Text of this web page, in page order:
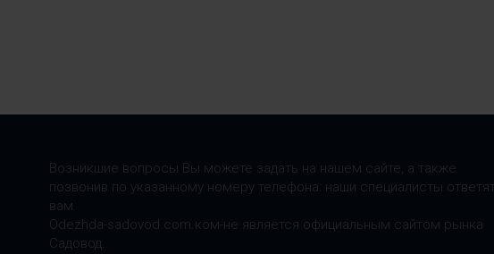
Возникшие вопросы Вы можете задать на нашем сайте, а также
позвонив по указанному номеру телефона: наши специалисты ответят
вам.
Odezhda-sadovod.com.ком-не является официальным сайтом рынка
Садовод.